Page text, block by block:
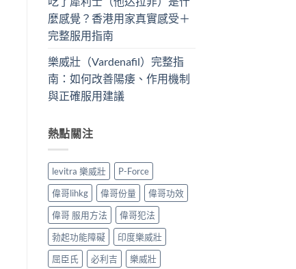
麼感覺？香港用家真實感受＋
完整服用指南
樂威壯（Vardenafil）完整指
南：如何改善陽痿、作用機制
與正確服用建議
熱點關注
levitra 樂威壯
P-Force
偉哥lihkg
偉哥份量
偉哥功效
偉哥 服用方法
偉哥犯法
勃起功能障礙
印度樂威壯
屈臣氏
必利吉
樂威壯